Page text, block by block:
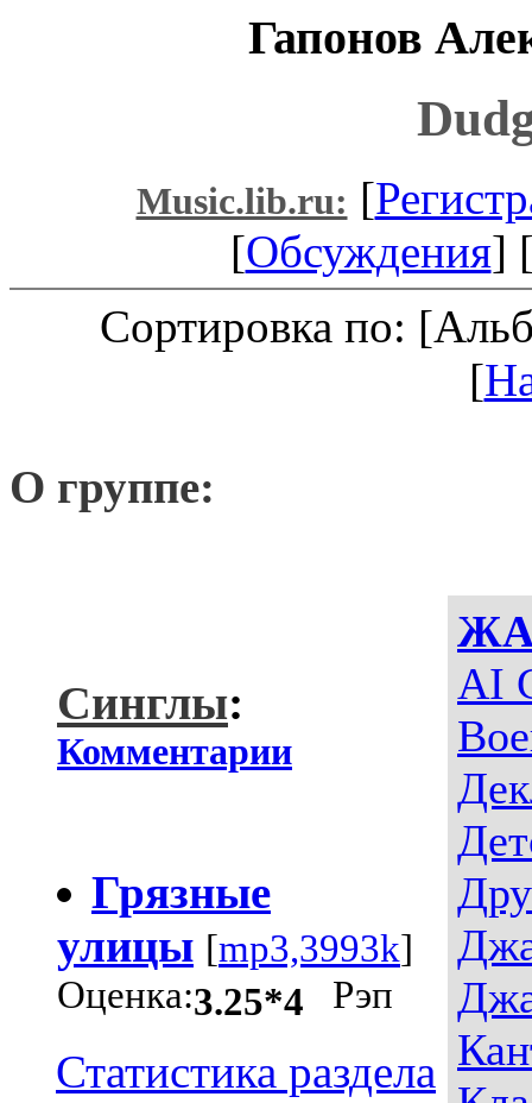
Гапонов
Music.lib.ru: [
[Обсуждения]
Сортировка по:
[
О группе:
AI
Синглы:
Комментарии
Грязные
улицы [mp3,3993k]
Оценка:3.25*4
Рэп
Статистика раздела